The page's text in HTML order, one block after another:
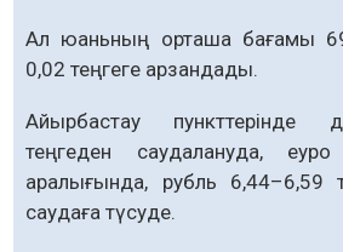
Ал юаньның орташа бағамы
0,02 теңгеге арзандады.
Айырбастау пункттерінде
теңгеден саудалануда,
аралығында, рубль 6,44–6,59
саудаға түсуде.